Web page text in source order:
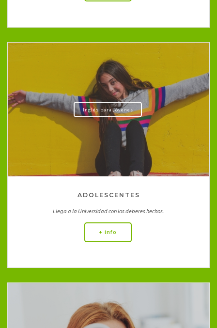
Inglés para Jóvenes
ADOLESCENTES
Llega a la Universidad con los deberes hechos.
+ info